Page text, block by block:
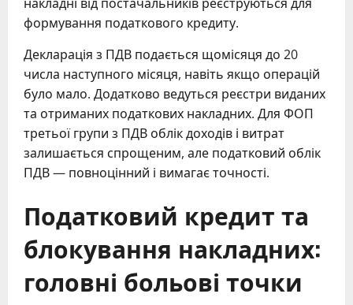
формування податкового кредиту.
Декларація з ПДВ подається щомісяця до 20
числа наступного місяця, навіть якщо операцій
було мало. Додатково ведуться реєстри виданих
та отриманих податкових накладних. Для ФОП
третьої групи з ПДВ облік доходів і витрат
залишається спрощеним, але податковий облік
ПДВ — повноцінний і вимагає точності.
Податковий кредит та
блокування накладних:
головні больові точки